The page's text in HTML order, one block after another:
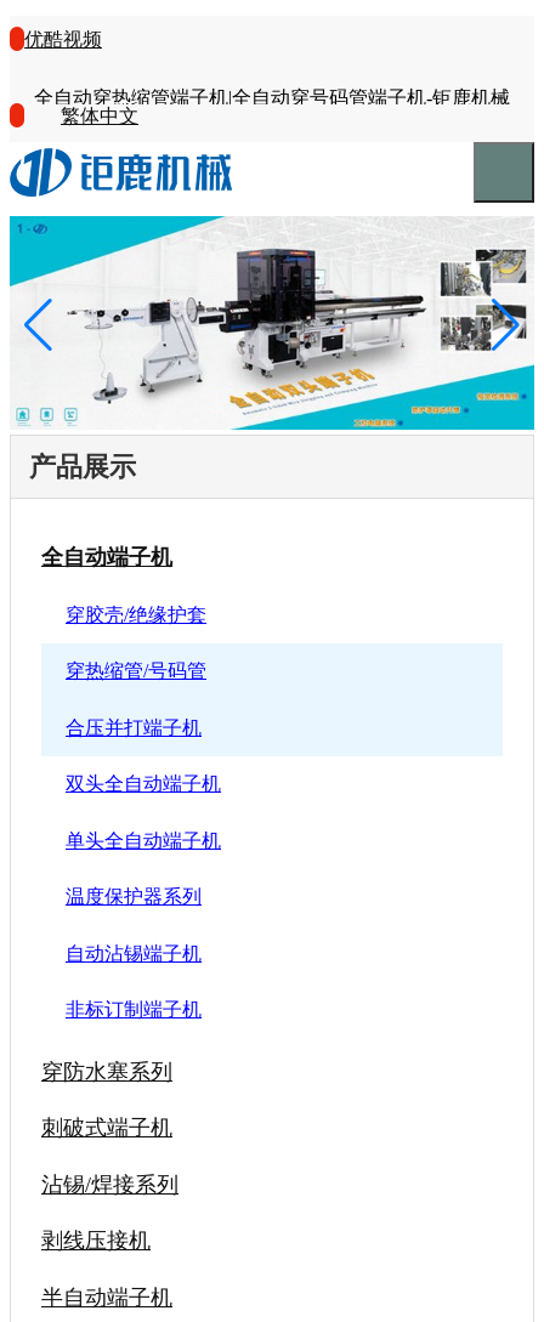
优酷视频
全自动穿热缩管端子机|全自动穿号码管端子机-钜鹿机械
繁体中文
产品展示
全自动端子机
穿胶壳/绝缘护套
穿热缩管/号码管
合压并打端子机
双头全自动端子机
单头全自动端子机
温度保护器系列
自动沾锡端子机
非标订制端子机
穿防水塞系列
刺破式端子机
沾锡/焊接系列
剥线压接机
半自动端子机